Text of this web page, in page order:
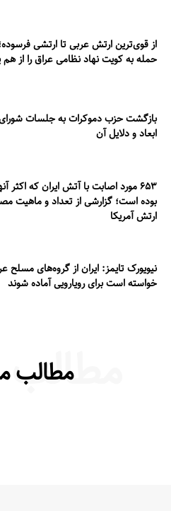
از قوی‌ترین ارتش عربی تا ارتشی
حمله به کویت نهاد نظامی عراق را از هم
بازگشت حزب دموکرات به جلسات
ابعاد و دلایل آن
۶۵۳ مورد اصابت با آتش ایران که اکثر
بوده است؛ گزارشی از تعداد و ماهیت
ارتش آمریکا
نیویورک تایمز: ایران از گروه‌های مسلح
خواسته است برای رویارویی آماده شوند
مطالب
مطالب